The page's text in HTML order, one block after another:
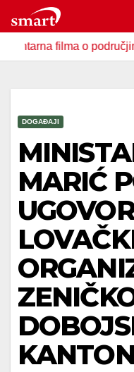
to
contento područjima
DOGAĐAJI
MARIĆ